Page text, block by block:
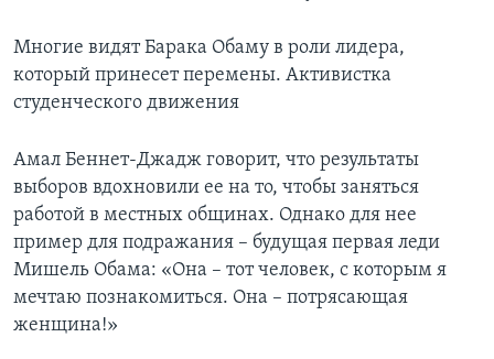
Многие видят Барака Обаму в роли лидера,
который принесет перемены. Активистка
студенческого движения
Амал Беннет-Джадж говорит, что результаты
выборов вдохновили ее на то, чтобы заняться
работой в местных общинах. Однако для нее
пример для подражания – будущая первая леди
Мишель Обама: «Она – тот человек, с которым я
мечтаю познакомиться. Она – потрясающая
женщина!»